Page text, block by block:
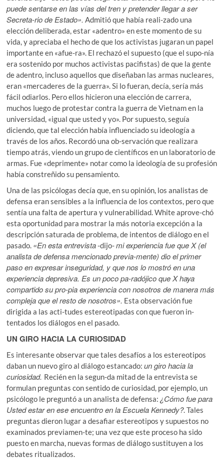
puede sentarse en las vías del tren y pretender llegar a ser
Secreta-rio de Estado». Admitió que había reali-zado una
elección deliberada, estar «adentro» en este momento de su
vida, y apreciaba el hecho de que los activistas jugaran un papel
importante en «afue-ra». El rechazó el supuesto (que el supo-nía
era sostenido por muchos activistas pacifistas) de que la gente
de adentro, incluso aquellos que diseñaban las armas nucleares,
eran «mercaderes de la guerra». Si lo fueran, decía, sería más
fácil odiarlos. Pero ellos hicieron una elección de carrera,
muchos luego de protestar contra la guerra de Vietnam en la
universidad, «igual que usted y yo». Por supuesto, seguía
diciendo, que tal elección había influenciado su ideología a
través de los años. Recordó una ob-servación que realizara
tiempo atrás, viendo un grupo de científicos en un laboratorio de
armas. Fue «deprimente» notar como la ideología de su profesión
había constreñido su pensamiento.
Una de las psicólogas decía que, en su opinión, los analistas de
defensa eran sensibles a la influencia de los contextos, pero que
sentía una falta de apertura y vulnerabilidad. White aprove-chó
esta oportunidad para mostrar la más notoria excepción a la
descripción saturada de problema, de intentos de diálogo en el
pasado. «En esta entrevista-dijo-mi experiencia fue que X (el
analista de defensa mencionado previa-mente) dio el primer
paso en expresar inseguridad, y que nos lo mostró en una
experiencia depresiva. Es un poco pa-radójico que X haya
compartido su pro-pia experiencia con nosotros de manera más
compleja que el resto de nosotros». Esta observación fue
dirigida a las acti-tudes estereotipadas con que fueron in-
tentados los diálogos en el pasado.
UN GIRO HACIA LA CURIOSIDAD
Es interesante observar que tales desafíos a los estereotipos
daban un nuevo giro al diálogo estancado:un giro hacia la
curiosidad. Recién en la segun-da mitad de la entrevista se
formulan preguntas con sentido de curiosidad, por ejemplo, un
psicólogo le preguntó a un analista de defensa: ¿Cómo fue para
Usted estar en ese encuentro en la Escuela Kennedy?. Tales
preguntas dieron lugar a desafiar estereotipos y supuestos no
examinados previamen-te; una vez que este proceso ha sido
puesto en marcha, nuevas formas de diálogo sustituyen a los
debates ritualizados.